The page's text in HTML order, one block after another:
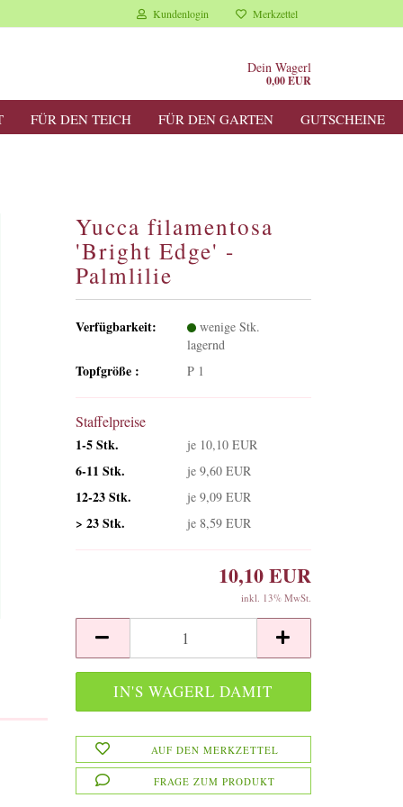
Kundenlogin Merkzettel
Dein Wagerl
0,00 EUR
FÜR DEN TEICH FÜR DEN GARTEN GUTSCHEINE
Yucca filamentosa
'Bright Edge' -
Palmlilie
Verfügbarkeit:
wenige Stk.
lagernd
Topfgröße : P 1
Staffelpreise
1-5 Stk.
je 10,10 EUR
6-11 Stk. je 9,60 EUR
12-23 Stk. je 9,09 EUR
> 23 Stk. je 8,59 EUR
10,10 EUR
inkl. 13% MwSt.
AUF DEN MERKZETTEL
FRAGE ZUM PRODUKT